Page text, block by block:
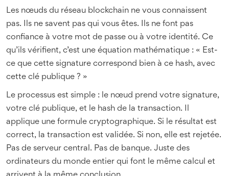
Les nœuds du réseau blockchain ne vous connaissent
pas. Ils ne savent pas qui vous êtes. Ils ne font pas
confiance à votre mot de passe ou à votre identité. Ce
qu’ils vérifient, c’est une équation mathématique : « Est-
ce que cette signature correspond bien à ce hash, avec
cette clé publique ? »
Le processus est simple : le nœud prend votre signature,
votre clé publique, et le hash de la transaction. Il
applique une formule cryptographique. Si le résultat est
correct, la transaction est validée. Si non, elle est rejetée.
Pas de serveur central. Pas de banque. Juste des
ordinateurs du monde entier qui font le même calcul et